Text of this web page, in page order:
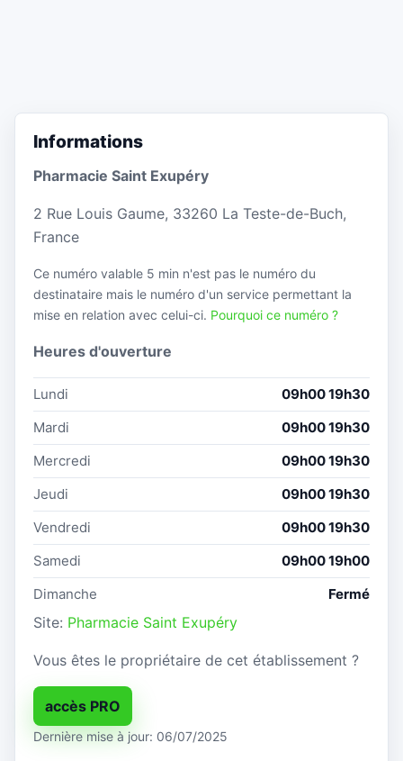
Informations
Pharmacie Saint Exupéry
2 Rue Louis Gaume, 33260 La Teste-de-Buch,
France
Ce numéro valable 5 min n'est pas le numéro du
destinataire mais le numéro d'un service permettant la
mise en relation avec celui-ci. Pourquoi ce numéro ?
Heures d'ouverture
Lundi
09h00 19h30
Mardi
09h00 19h30
Mercredi
09h00 19h30
Jeudi
09h00 19h30
Vendredi
09h00 19h30
Samedi
09h00 19h00
Dimanche
Fermé
Site: Pharmacie Saint Exupéry
Vous êtes le propriétaire de cet établissement ?
accès PRO
Dernière mise à jour: 06/07/2025